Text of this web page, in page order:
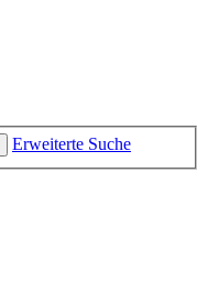
Erweiterte Suche